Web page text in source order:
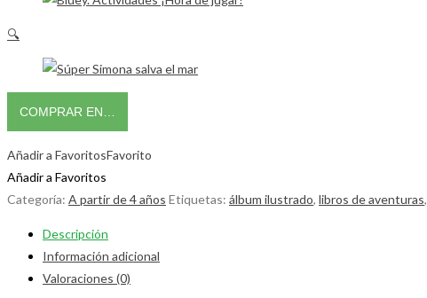
🔍
COMPRAR EN…
Añadir a FavoritosFavorito
Añadir a Favoritos
Categoría: A partir de 4 años Etiquetas: álbum ilustrado, libros de aventuras,
Descripción
Información adicional
Valoraciones (0)